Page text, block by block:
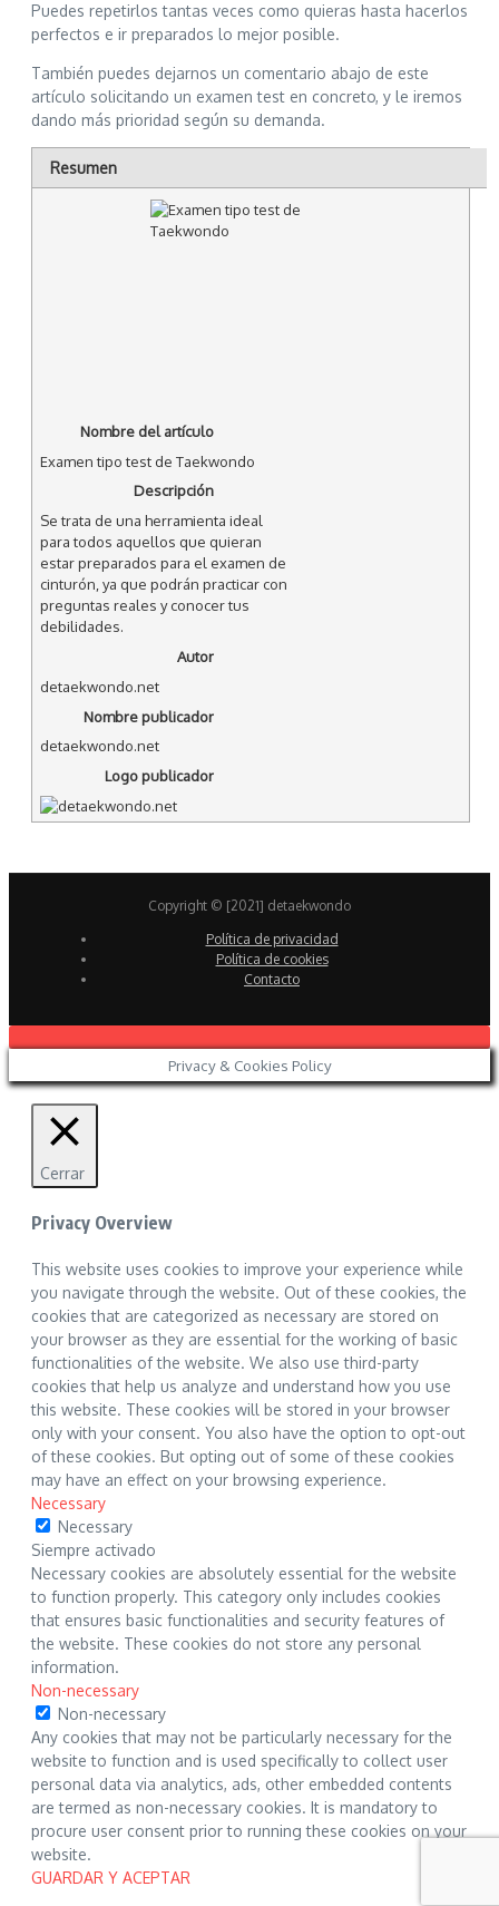
Puedes repetirlos tantas veces como quieras hasta hacerlos
perfectos e ir preparados lo mejor posible.
También puedes dejarnos un comentario abajo de este
artículo solicitando un examen test en concreto, y le iremos
dando más prioridad según su demanda.
Resumen
Nombre del artículo
Examen tipo test de Taekwondo
Descripción
Se trata de una herramienta ideal
para todos aquellos que quieran
estar preparados para el examen de
cinturón, ya que podrán practicar con
preguntas reales y conocer tus
debilidades.
Autor
detaekwondo.net
Nombre publicador
detaekwondo.net
Logo publicador
Copyright © [2021] detaekwondo
Política de privacidad
Política de cookies
Contacto
Privacy & Cookies Policy
Cerrar
Privacy Overview
This website uses cookies to improve your experience while
you navigate through the website. Out of these cookies, the
cookies that are categorized as necessary are stored on
your browser as they are essential for the working of basic
functionalities of the website. We also use third-party
cookies that help us analyze and understand how you use
this website. These cookies will be stored in your browser
only with your consent. You also have the option to opt-out
of these cookies. But opting out of some of these cookies
may have an effect on your browsing experience.
Necessary
Necessary
Siempre activado
Necessary cookies are absolutely essential for the website
to function properly. This category only includes cookies
that ensures basic functionalities and security features of
the website. These cookies do not store any personal
information.
Non-necessary
Non-necessary
Any cookies that may not be particularly necessary for the
website to function and is used specifically to collect user
personal data via analytics, ads, other embedded contents
are termed as non-necessary cookies. It is mandatory to
procure user consent prior to running these cookies on your
website.
GUARDAR Y ACEPTAR